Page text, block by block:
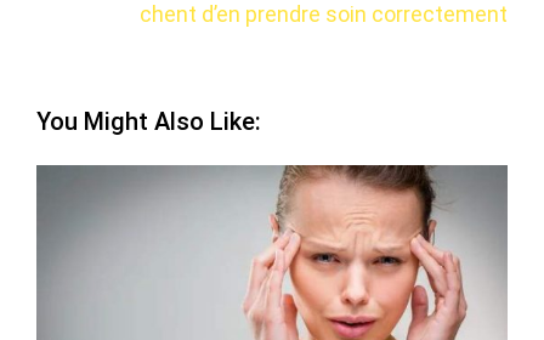
chent d’en prendre soin correctement
You Might Also Like: